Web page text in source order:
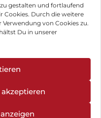
gestalten und fortlaufend
Cookies. Durch die weitere
von Cookies zu.
Du in unserer
sein?